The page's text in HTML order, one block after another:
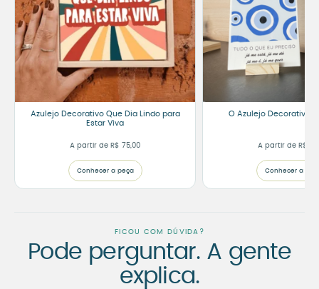
Azulejo Decorativo Que Dia Lindo para
Estar Viva
A partir de R$ 75,00
Conhecer a peça
O Azulejo Decorativo
A partir de R$
Conhecer a
FICOU COM DÚVIDA?
Pode perguntar. A gente
explica.